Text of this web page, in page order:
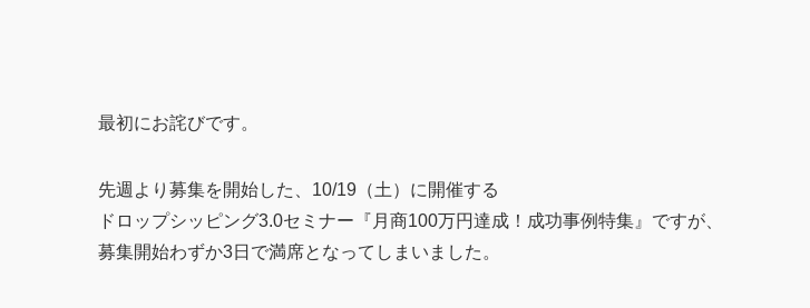
最初にお詫びです。
先週より募集を開始した、10/19（土）に開催する
ドロップシッピング3.0セミナー『月商100万円達成！成功事例特集』ですが、
募集開始わずか3日で満席となってしまいました。